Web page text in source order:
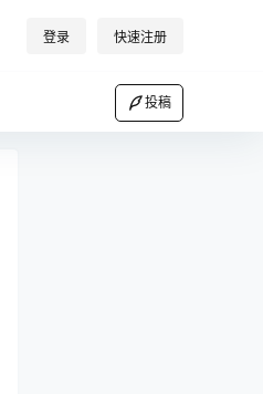
登录 快速注册
投稿